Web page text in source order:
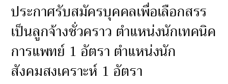
ประกาศรับสมัครบุคคลเพื่อเลือกสรร
เป็นลูกจ้างชั่วคราว ตำแหน่งนักเทคนิค
การแพทย์ 1 อัตรา ตำแหน่งนัก
สังคมสงเคราะห์ 1 อัตรา